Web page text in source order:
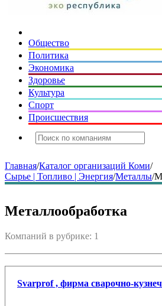
Общество
Политика
Экономика
Здоровье
Культура
Спорт
Происшествия
Главная/Каталог организаций Коми/
Сырье | Топливо | Энергия/Металлы/
Металлообработка
Компаний в рубрике: 1
Svarprof , фирма сварочно-